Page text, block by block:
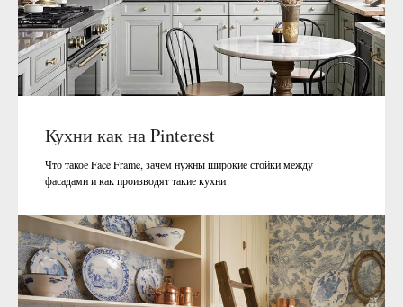
Кухни как на Pinterest
Что такое Face Frame, зачем нужны широкие стойки между
фасадами и как производят такие кухни